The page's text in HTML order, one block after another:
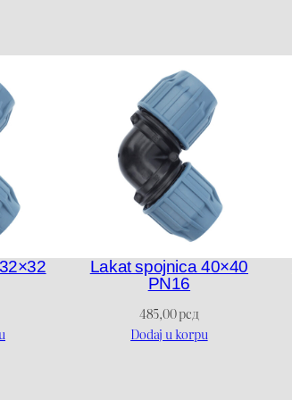
Lakat spojnica 40×40
PN16
485,00рсд
Dodaj u korpu